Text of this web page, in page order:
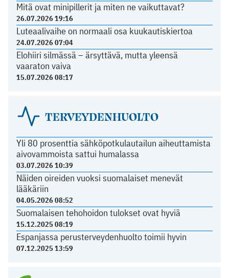
Mitä ovat minipillerit ja miten ne vaikuttavat?
26.07.2026 19:16
Luteaalivaihe on normaali osa kuukautiskiertoa
24.07.2026 07:04
Elohiiri silmässä – ärsyttävä, mutta yleensä
vaaraton vaiva
15.07.2026 08:17
TERVEYDENHUOLTO
Yli 80 prosenttia sähköpotkulautailun aiheuttamista
aivovammoista sattui humalassa
03.07.2026 10:39
Näiden oireiden vuoksi suomalaiset menevät
lääkäriin
04.05.2026 08:52
Suomalaisen tehohoidon tulokset ovat hyviä
15.12.2025 08:19
Espanjassa perusterveydenhuolto toimii hyvin
07.12.2025 13:59